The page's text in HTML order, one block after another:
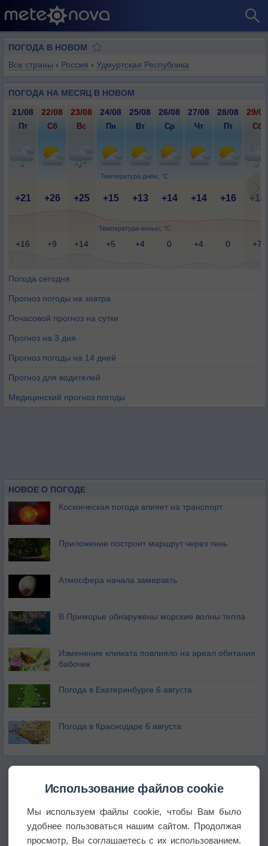
ПОГОДА В НОВОМ
Все страны › Россия › Удмуртская Республика
ПОГОДА НА МЕСЯЦ В НОВОМ
Температура днём, °C
Температура ночью, °C
21/08 22/08 23/08 24/08 25/08 26/08 27/08 28/08 29/08
Пт Сб Вс Пн Вт Ср Чт Пт Сб
+21 +26 +25 +15 +13 +14 +14 +16 +14
+16 +9 +14 +5 +4 0 +4 0 +7
Погода сегодня
Прогноз погоды на завтра
Почасовой прогноз на сутки
Прогноз на 3 дня
Прогноз погоды на 14 дней
Прогноз для водителей
Медицинский прогноз погоды
НОВОЕ О ПОГОДЕ
Космическая погода влияет на транспорт
Приложение построит маршрут через тень
Атмосфера начала замерзать
В Приморье обнаружены морские волны тепла
Изменение климата повлияло на ареал обитания
бабочек
Погода в Екатеринбурге 6 августа
Погода в Краснодаре 6 августа
Использование файлов cookie
Мы используем файлы cookie, чтобы Вам было
удобнее пользоваться нашим сайтом. Продолжая
просмотр, Вы соглашаетесь с их использованием.